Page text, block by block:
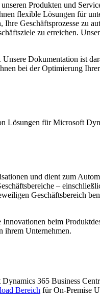
Produkten und
flexible Lösungen für
Geschäftsprozesse zu
zu erreichen.
Dokumentation ist
bei der Optimierung
für Microsoft
und dient zum
–
Geschäftsbereich
beim
ihrem Unternehmen.
365 Business
Bereich für On-Premise